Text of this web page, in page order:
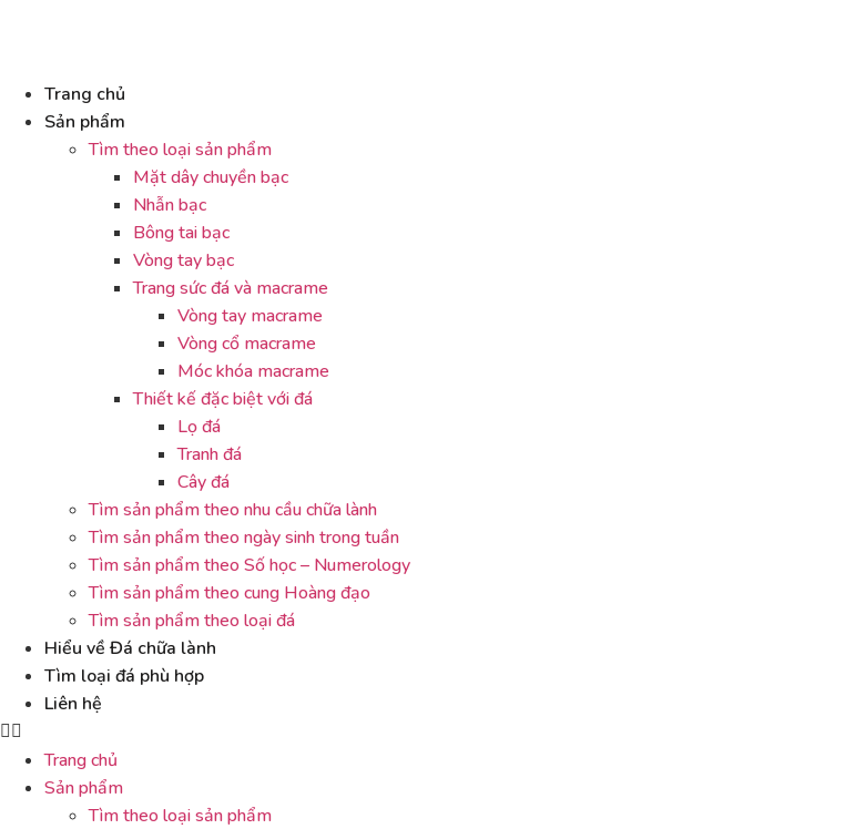
Trang chủ
Sản phẩm
Tìm theo loại sản phẩm
Mặt dây chuyền bạc
Nhẫn bạc
Bông tai bạc
Vòng tay bạc
Trang sức đá và macrame
Vòng tay macrame
Vòng cổ macrame
Móc khóa macrame
Thiết kế đặc biệt với đá
Lọ đá
Tranh đá
Cây đá
Tìm sản phẩm theo nhu cầu chữa lành
Tìm sản phẩm theo ngày sinh trong tuần
Tìm sản phẩm theo Số học – Numerology
Tìm sản phẩm theo cung Hoàng đạo
Tìm sản phẩm theo loại đá
Hiểu về Đá chữa lành
Tìm loại đá phù hợp
Liên hệ
Trang chủ
Sản phẩm
Tìm theo loại sản phẩm